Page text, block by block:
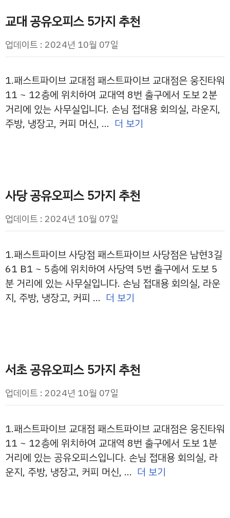
교대 공유오피스 5가지 추천
업데이트 : 2024년 10월 07일
1.패스트파이브 교대점 패스트파이브 교대점은 웅진타워
11 ~ 12층에 위치하여 교대역 8번 출구에서 도보 2분
거리에 있는 사무실입니다. 손님 접대용 회의실, 라운지,
주방, 냉장고, 커피 머신, … 더 보기
사당 공유오피스 5가지 추천
업데이트 : 2024년 10월 07일
1.패스트파이브 사당점 패스트파이브 사당점은 남현3길
61 B1 ~ 5층에 위치하여 사당역 5번 출구에서 도보 5
분 거리에 있는 사무실입니다. 손님 접대용 회의실, 라운
지, 주방, 냉장고, 커피 … 더 보기
서초 공유오피스 5가지 추천
업데이트 : 2024년 10월 07일
1.패스트파이브 교대점 패스트파이브 교대점은 웅진타워
11 ~ 12층에 위치하여 교대역 8번 출구에서 도보 1분
거리에 있는 공유오피스입니다. 손님 접대용 회의실, 라
운지, 주방, 냉장고, 커피 머신, … 더 보기